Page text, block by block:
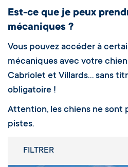
Est-ce que je peux
mécaniques ?
Vous pouvez accéder à
mécaniques avec votre
Cabriolet et Villards… sans
obligatoire !
Attention, les chiens ne sont
pistes.
FILTRER